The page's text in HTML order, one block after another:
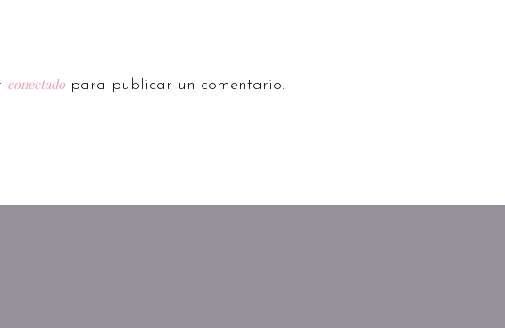
conectadopara publicar un comentario.